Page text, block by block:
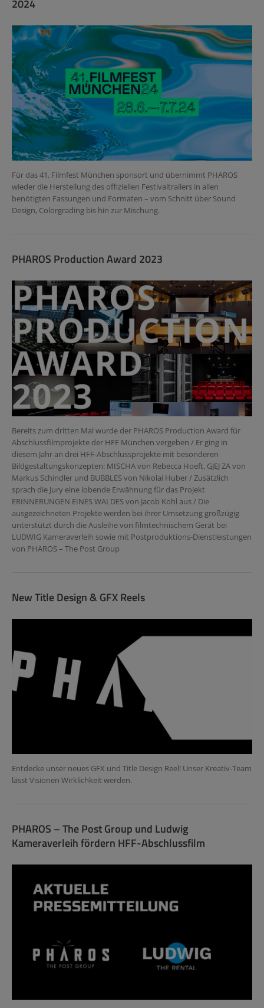
2024
Für das 41. Filmfest München sponsort und übernimmt PHAROS
wieder die Herstellung des offiziellen Festivaltrailers in allen
benötigten Fassungen und Formaten – vom Schnitt über Sound
Design, Colorgrading bis hin zur Mischung.
PHAROS Production Award 2023
Bereits zum dritten Mal wurde der PHAROS Production Award für
Abschlussfilmprojekte der HFF München vergeben / Er ging in
diesem Jahr an drei HFF-Abschlussprojekte mit besonderen
Bildgestaltungskonzepten: MISCHA von Rebecca Hoeft, GJEJ ZA von
Markus Schindler und BUBBLES von Nikolai Huber / Zusätzlich
sprach die Jury eine lobende Erwähnung für das Projekt
ERINNERUNGEN EINES WALDES von Jacob Kohl aus / Die
ausgezeichneten Projekte werden bei ihrer Umsetzung großzügig
unterstützt durch die Ausleihe von filmtechnischem Gerät bei
LUDWIG Kameraverleih sowie mit Postproduktions-Dienstleistungen
von PHAROS – The Post Group
New Title Design & GFX Reels
Entdecke unser neues GFX und Title Design Reel! Unser Kreativ-Team
lässt Visionen Wirklichkeit werden.
PHAROS – The Post Group und Ludwig
Kameraverleih fördern HFF-Abschlussfilm